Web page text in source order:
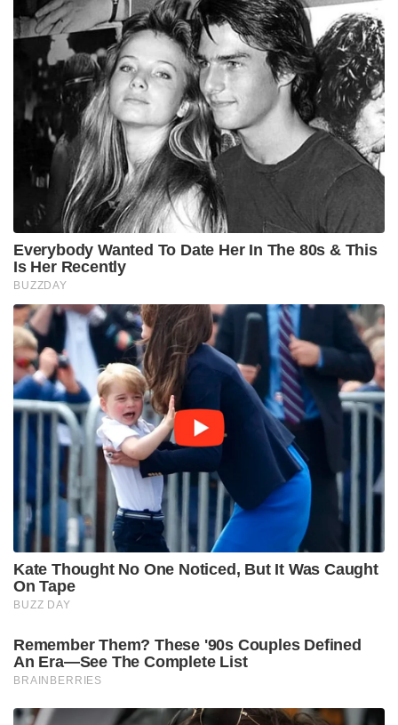
Everybody Wanted To Date Her In The 80s & This
Is Her Recently
BUZZDAY
Kate Thought No One Noticed, But It Was Caught
On Tape
BUZZ DAY
Remember Them? These '90s Couples Defined
An Era—See The Complete List
BRAINBERRIES